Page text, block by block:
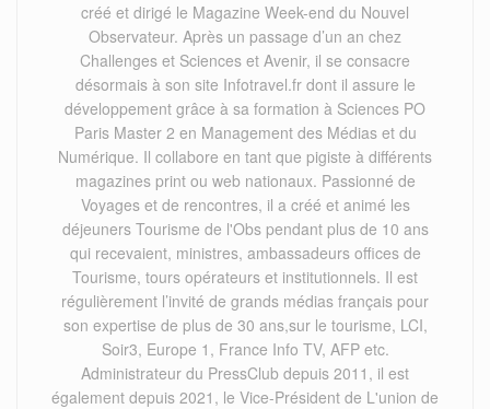
créé et dirigé le Magazine Week-end du Nouvel
Observateur. Après un passage d’un an chez
Challenges et Sciences et Avenir, il se consacre
désormais à son site Infotravel.fr dont il assure le
développement grâce à sa formation à Sciences PO
Paris Master 2 en Management des Médias et du
Numérique. Il collabore en tant que pigiste à différents
magazines print ou web nationaux. Passionné de
Voyages et de rencontres, il a créé et animé les
déjeuners Tourisme de l'Obs pendant plus de 10 ans
qui recevaient, ministres, ambassadeurs offices de
Tourisme, tours opérateurs et institutionnels. Il est
régulièrement l’invité de grands médias français pour
son expertise de plus de 30 ans,sur le tourisme, LCI,
Soir3, Europe 1, France Info TV, AFP etc.
Administrateur du PressClub depuis 2011, il est
également depuis 2021, le Vice-Président de L'union de